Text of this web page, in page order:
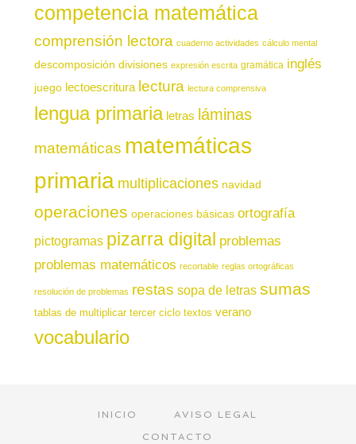
competencia matemática
comprensión lectora cuaderno actividades cálculo mental
descomposición divisiones expresión escrita gramática inglés
juego lectoescritura lectura lectura comprensiva
lengua primaria letras láminas
matemáticas matemáticas
primaria multiplicaciones navidad
operaciones operaciones básicas ortografía
pictogramas pizarra digital problemas
problemas matemáticos recortable reglas ortográficas
resolución de problemas restas sopa de letras sumas
tablas de multiplicar tercer ciclo textos verano
vocabulario
INICIO
AVISO LEGAL
CONTACTO